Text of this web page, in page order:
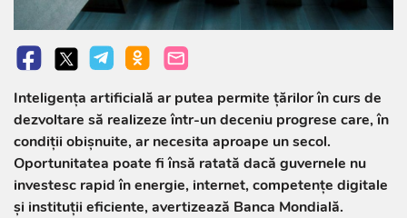
Inteligența artificială ar putea permite țărilor în curs de
dezvoltare să realizeze într-un deceniu progrese care, în
condiții obișnuite, ar necesita aproape un secol.
Oportunitatea poate fi însă ratată dacă guvernele nu
investesc rapid în energie, internet, competențe digitale
și instituții eficiente, avertizează Banca Mondială.